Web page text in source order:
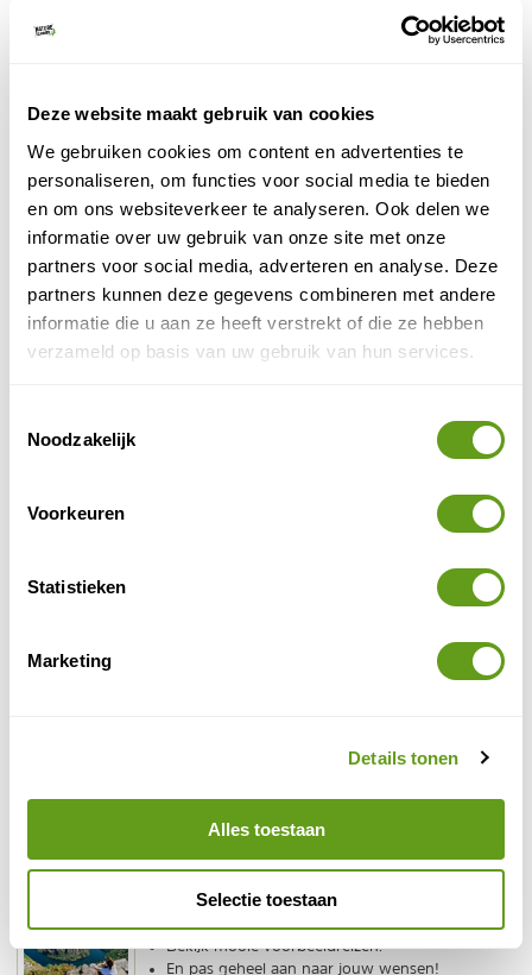
Deze website maakt gebruik van cookies
We gebruiken cookies om content en advertenties te
personaliseren, om functies voor social media te bieden
en om ons websiteverkeer te analyseren. Ook delen we
informatie over uw gebruik van onze site met onze
partners voor social media, adverteren en analyse. Deze
partners kunnen deze gegevens combineren met andere
informatie die u aan ze heeft verstrekt of die ze hebben
verzameld op basis van uw gebruik van hun services.
Noodzakelijk
Voorkeuren
Statistieken
Marketing
Details tonen
Alles toestaan
Selectie toestaan
E-mailadres
Wordt niet getoond op de site
Naam*
Reisperiode(optioneel)
privacy policy
PLAATS ERVARING
Top 6 meest bekeken advertenties van Riksja Travel
overnachtingen in een trulli-huisje, grotwoning en
BEKIJK
Riksja Travel - Noord-Spanje
Bekijk mooie voorbeeldreizen.
En pas geheel aan naar jouw wensen!